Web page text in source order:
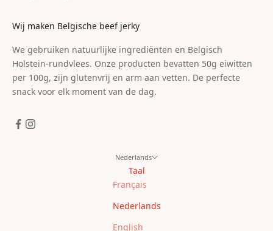
Wij maken Belgische beef jerky
We gebruiken natuurlijke ingrediënten en Belgisch
Holstein-rundvlees. Onze producten bevatten 50g eiwitten
per 100g, zijn glutenvrij en arm aan vetten. De perfecte
snack voor elk moment van de dag.
Nederlands
Taal
Français
Nederlands
English